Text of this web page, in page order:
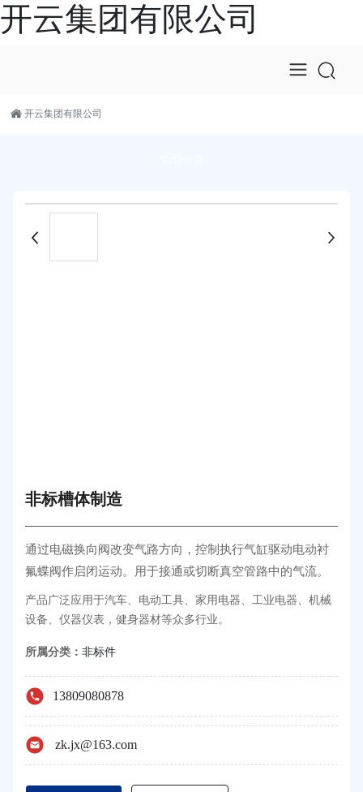
开云集团有限公司
开云集团有限公司
非标槽体制造
通过电磁换向阀改变气路方向，控制执行气缸驱动电动衬
氟蝶阀作启闭运动。用于接通或切断真空管路中的气流。
产品广泛应用于汽车、电动工具、家用电器、工业电器、机械
设备、仪器仪表，健身器材等众多行业。
所属分类： 非标件
13809080878
zk.jx@163.com